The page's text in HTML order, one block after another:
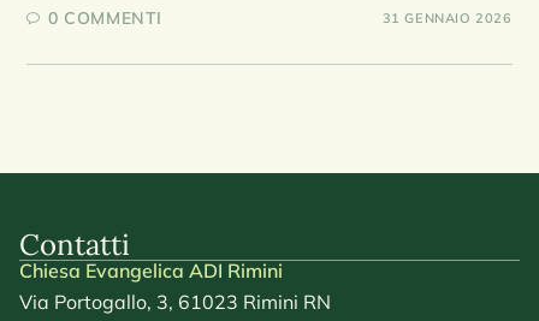
0 COMMENTI 31 GENNAIO 2026
Contatti
Chiesa Evangelica ADI Rimini
Via Portogallo, 3, 61023 Rimini RN